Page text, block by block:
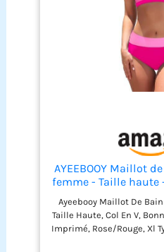
AYEEBOOY Maillot
femme - Taille haute
souples
Rose/
Ayeebooy Maillot De
Taille Haute, Col En V,
Imprimé, Rose/Rouge, Xl